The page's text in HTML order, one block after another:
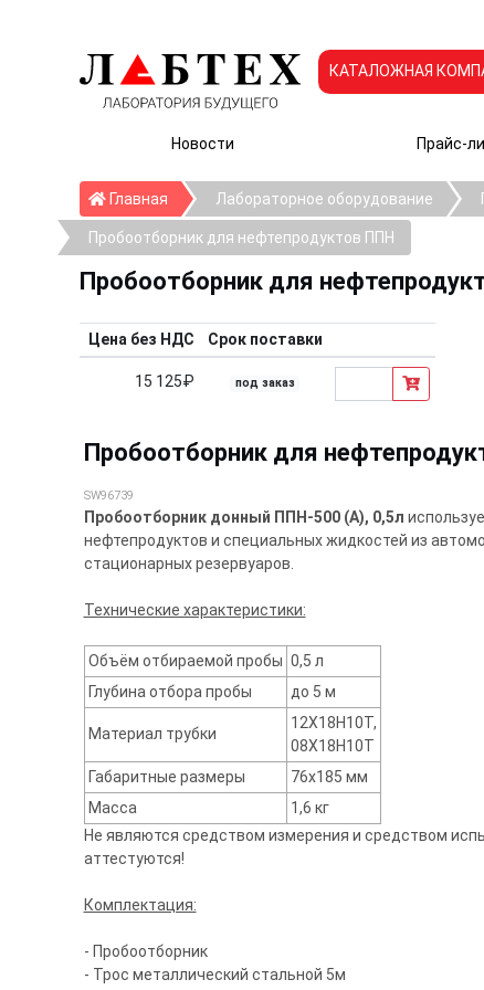
КАТАЛОЖНАЯ
Новости Прайс-
ГлавнаяГлавнаяЛабораторное оборудование
Пробоотборник для нефтепродуктов ППН
Пробоотборник для
Цена без НДС Срок поставки
15 125₽ под заказ
Пробоотборник для
SW96739
Пробоотборник донный ППН-500 (А), 0,5л
нефтепродуктов и специальных жидкостей из
стационарных резервуаров.
Технические характеристики:
Объём отбираемой пробы 0,5 л
Глубина отбора пробы
до 5 м
Материал трубки
12Х18Н10Т,
08Х18Н10Т
Габаритные размеры
76х185 мм
Масса
1,6 кг
Не являются средством измерения и средством
аттестуются!
Комплектация:
- Пробоотборник
- Трос металлический стальной 5м